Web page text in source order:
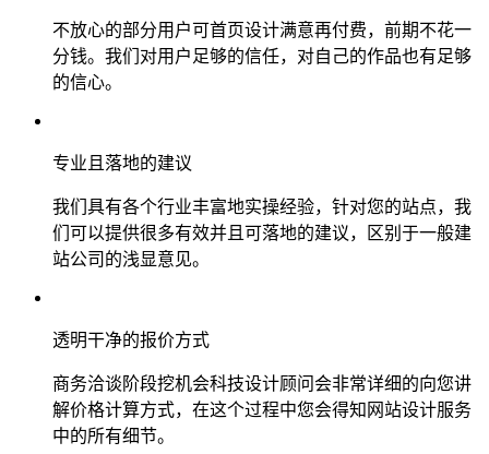
不放心的部分用户可首页设计满意再付费，前期不花一
分钱。我们对用户足够的信任，对自己的作品也有足够
的信心。
专业且落地的建议
我们具有各个行业丰富地实操经验，针对您的站点，我
们可以提供很多有效并且可落地的建议，区别于一般建
站公司的浅显意见。
透明干净的报价方式
商务洽谈阶段挖机会科技设计顾问会非常详细的向您讲
解价格计算方式，在这个过程中您会得知网站设计服务
中的所有细节。